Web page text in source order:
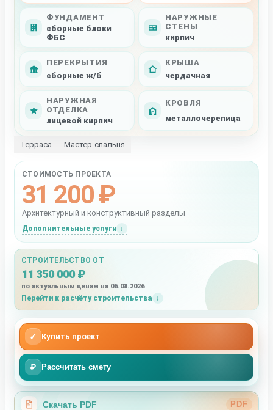
ФУНДАМЕНТ
сборные блоки
ФБС
НАРУЖНЫЕ
СТЕНЫ
кирпич
ПЕРЕКРЫТИЯ
сборные ж/б
КРЫША
чердачная
НАРУЖНАЯ
ОТДЕЛКА
лицевой кирпич
КРОВЛЯ
металлочерепица
Терраса Мастер-спальня
СТОИМОСТЬ ПРОЕКТА
31 200 ₽
Архитектурный и конструктивный разделы
Дополнительные услуги
СТРОИТЕЛЬСТВО ОТ
11 350 000 ₽
по актуальным ценам на 06.08.2026
Перейти к расчёту строительства
✓ Купить проект
₽ Рассчитать смету
Скачать PDF PDF